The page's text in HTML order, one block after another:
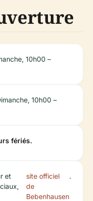
10h00 –
10h00 –
fériés.
et
site officiel
de
Bebenhausen
.